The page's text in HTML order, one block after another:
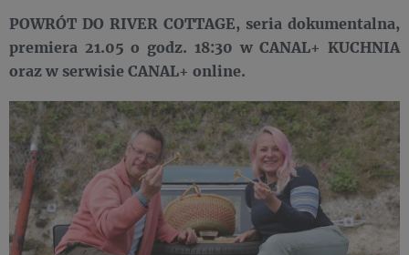
POWRÓT DO RIVER COTTAGE, seria dokumentalna,
premiera 21.05 o godz. 18:30 w CANAL+ KUCHNIA
oraz w serwisie CANAL+ online.